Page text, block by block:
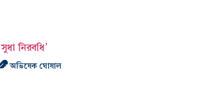
নিরবধি’
অভিষেক ঘোষাল